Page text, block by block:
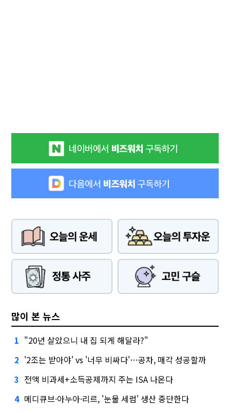
많이 본 뉴스
1 "20년 살았으니 내 집 되게 해달라?"
2 '2조는 받아야' vs '너무 비싸다'…공차, 매각 성공할까
3 전액 비과세+소득공제까지 주는 ISA 나온다
4 메디큐브·아누아·리르, '눈물 세럼' 생산 중단한다